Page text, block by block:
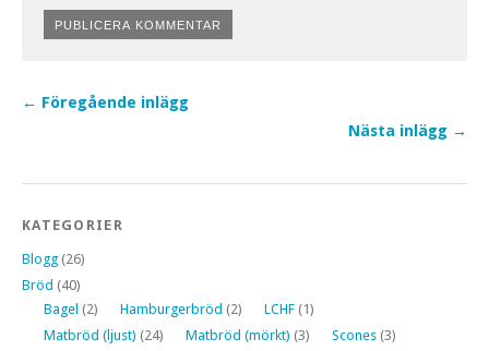
← Föregående inlägg
Nästa inlägg →
KATEGORIER
Blogg (26)
Bröd (40)
Bagel (2) Hamburgerbröd (2) LCHF (1)
Matbröd (ljust) (24) Matbröd (mörkt) (3) Scones (3)